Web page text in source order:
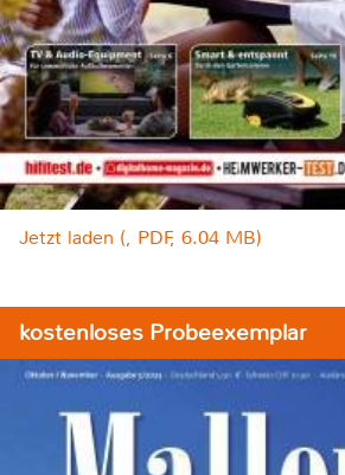
Jetzt laden (, PDF, 6.04 MB)
kostenloses Probeexemplar